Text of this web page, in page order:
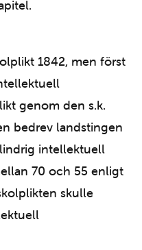
1842, men först
genom den s.k.
bedrev landstingen
intellektuell
70 och 55 enligt
skulle